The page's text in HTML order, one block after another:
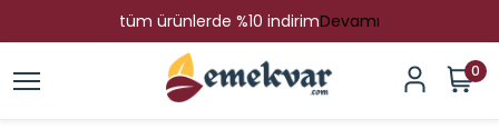
tüm ürünlerde %10 indirimDevamı
0